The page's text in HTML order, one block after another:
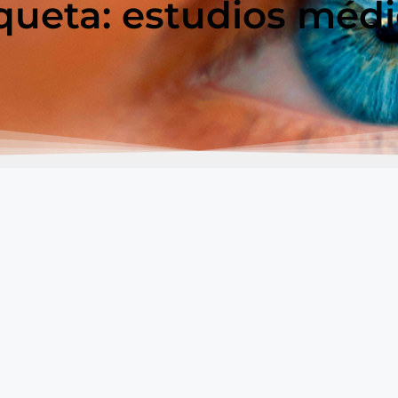
estudios